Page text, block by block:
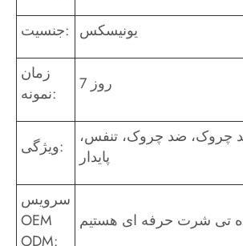
جنسیت: یونیسکس
زمان
نمونه:
7 روز
ویژگی:
چروک، ضد چروک، تنفس،
پایدار
سرویس
OEM
ODM:
تی شرت حرفه ای هستیم